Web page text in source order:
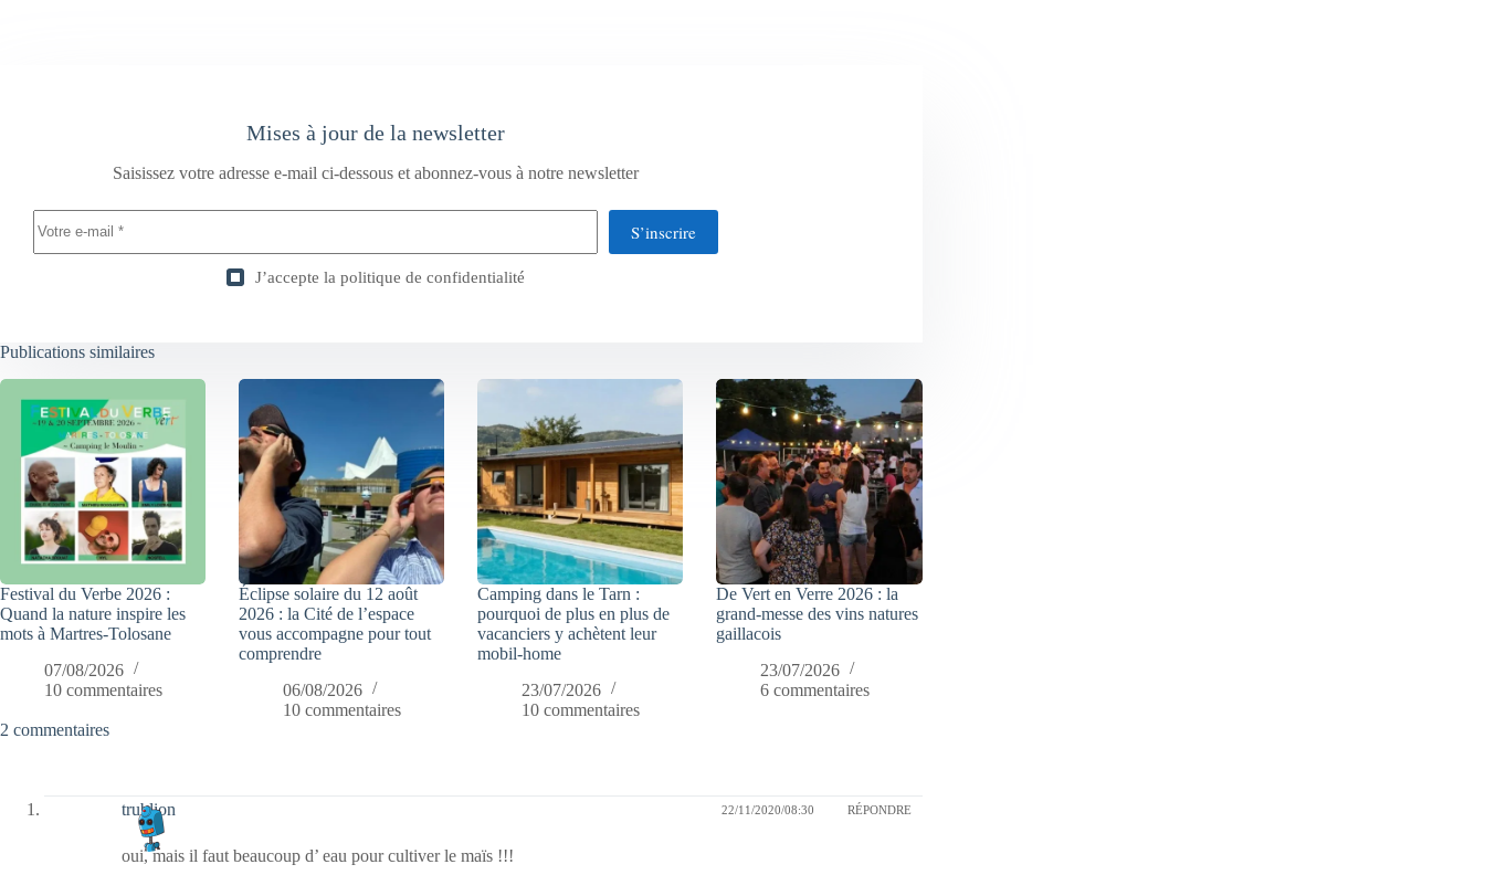
Mises à jour de la newsletter
Saisissez votre adresse e-mail ci-dessous et abonnez-vous à notre newsletter
S’inscrire
J’accepte la politique de confidentialité
Publications similaires
Festival du Verbe 2026 :
Quand la nature inspire les
mots à Martres-Tolosane
07/08/2026
10 commentaires
Éclipse solaire du 12 août
2026 : la Cité de l’espace
vous accompagne pour tout
comprendre
06/08/2026
10 commentaires
Camping dans le Tarn :
pourquoi de plus en plus de
vacanciers y achètent leur
mobil-home
23/07/2026
10 commentaires
De Vert en Verre 2026 : la
grand-messe des vins natures
gaillacois
23/07/2026
6 commentaires
2 commentaires
trublion 22/11/2020/08:30 RÉPONDRE
oui, mais il faut beaucoup d’ eau pour cultiver le maïs !!!